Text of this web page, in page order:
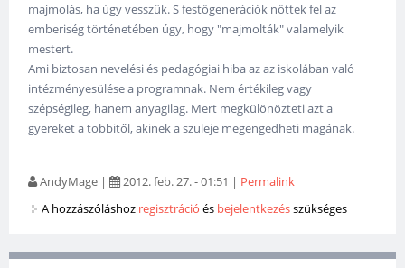
majmolás, ha úgy vesszük. S festőgenerációk nőttek fel az
emberiség történetében úgy, hogy "majmolták" valamelyik
mestert.
Ami biztosan nevelési és pedagógiai hiba az az iskolában való
intézményesülése a programnak. Nem értékileg vagy
szépségileg, hanem anyagilag. Mert megkülönözteti azt a
gyereket a többitől, akinek a szüleje megengedheti magának.
AndyMage | 2012. feb. 27. - 01:51 | Permalink
A hozzászóláshoz regisztráció és bejelentkezésszükséges